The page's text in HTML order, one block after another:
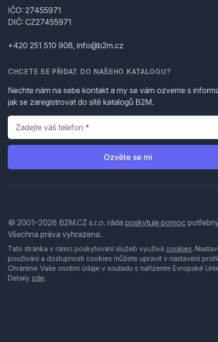
IČO: 27455971
DIČ: CZ27455971
+420 251 510 908, info@b2m.cz
CHCETE SE PŘIDAT DO NAŠEHO KATALOGU?
Nechte nám na sebe kontakt a my se vám ozveme s
jak se zaregistrovat do sítě katalogů B2M.
Telefon
Ozvěte se mi
© 2001–2026 B2M.CZ s.r.o. ráda poskytuje pomoc
Všechna práva vyhrazena.
Tato stránka v rámci poskytování služeb využívá cookies.
používání a dostupnosti cookies můžete upravit v nastavení
Chráníme Vaše osobní údaje v souladu s nařízením Evropské
Detaily zde.